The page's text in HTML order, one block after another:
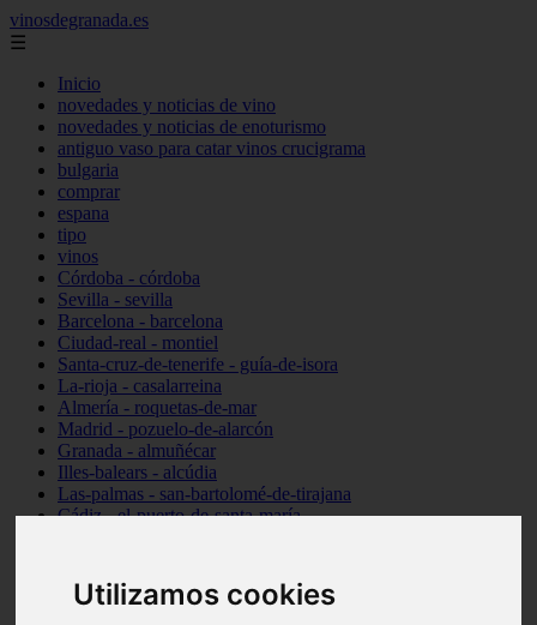
Utilizamos cookies
vinosdegranada.es
☰
Inicio
novedades y noticias de vino
novedades y noticias de enoturismo
antiguo vaso para catar vinos crucigrama
bulgaria
comprar
espana
tipo
vinos
Córdoba - córdoba
Sevilla - sevilla
Barcelona - barcelona
Ciudad-real - montiel
Santa-cruz-de-tenerife - guía-de-isora
La-rioja - casalarreina
Almería - roquetas-de-mar
Madrid - pozuelo-de-alarcón
Granada - almuñécar
Illes-balears - alcúdia
Las-palmas - san-bartolomé-de-tirajana
Cádiz - el-puerto-de-santa-maría
Santa-cruz-de-tenerife - los-llanos-de-aridane
Cantabria - suances